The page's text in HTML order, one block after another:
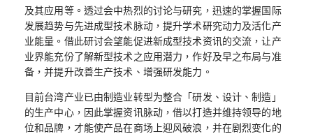
及其应用等。透过会中热烈的讨论与研究，迅速的掌握国际
发展趋势与先进成型技术脉动，提升学术研究动力及活化产
业能量。借此研讨会望能促进新成型技术资讯的交流，让产
业界能充份了解新型技术之应用潜力，作好及早之布局与准
备，并提升改善生产技术、增强研发能力。
目前台湾产业已由制造业转型为整合「研发、设计、制造」
的生产中心，因此掌握资讯脉动，借以打造并维持领导的地
位和品牌，才能使产品在商场上迎风破浪，并在剧烈变化的